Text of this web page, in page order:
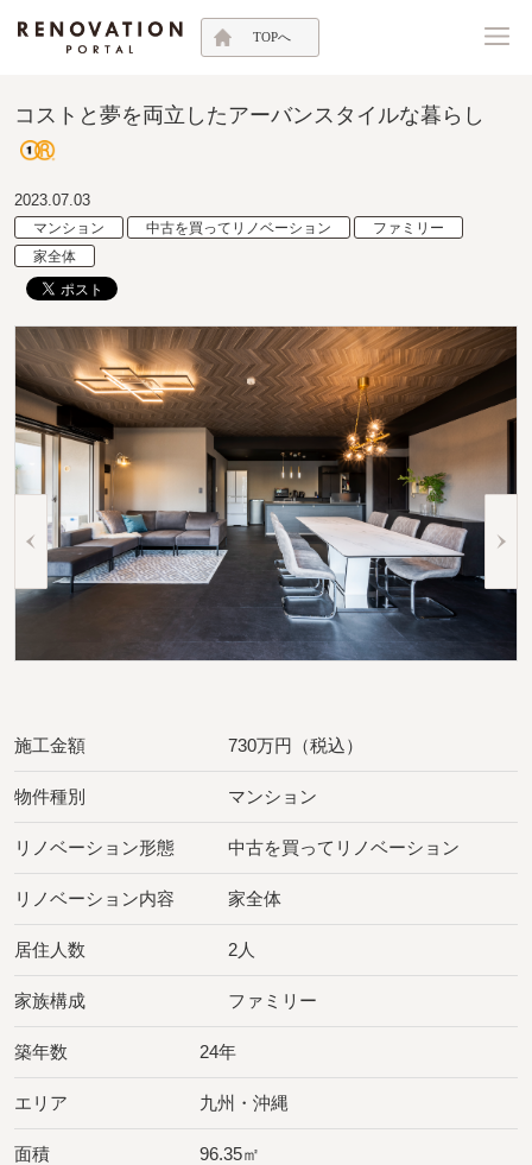
TOPへ
コストと夢を両立したアーバンスタイルな暮らし
2023.07.03
マンション 中古を買ってリノベーション
ファミリー
家全体
施工金額 730万円（税込）
物件種別 マンション
リノベーション形態 中古を買ってリノベーション
リノベーション内容 家全体
居住人数 2人
家族構成 ファミリー
築年数 24年
エリア 九州・沖縄
面積 96.35㎡